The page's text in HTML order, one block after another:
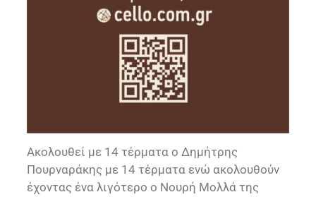
Ακολουθεί με 14 τέρματα ο Δημήτρης
Πουρναράκης με 14 τέρματα ενώ ακολουθούν
έχοντας ένα λιγότερο ο Νουρή Μολλά της